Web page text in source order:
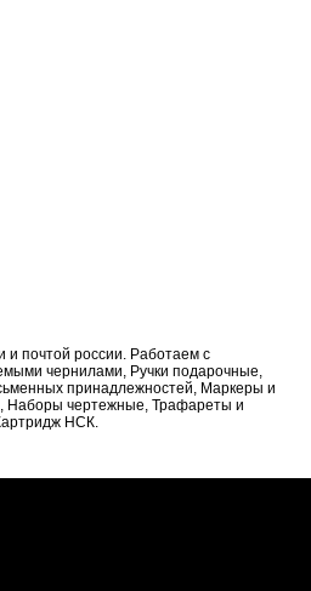
и почтой россии. Работаем с
чернилами, Ручки подарочные,
принадлежностей, Маркеры и
Наборы чертежные, Трафареты и
НСК.